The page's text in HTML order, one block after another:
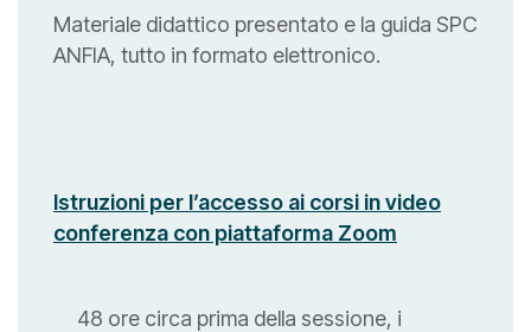
Materiale didattico presentato e la guida SPC
ANFIA, tutto in formato elettronico.
Istruzioni per l’accesso ai corsi in video
conferenza con piattaforma Zoom
48 ore circa prima della sessione, i